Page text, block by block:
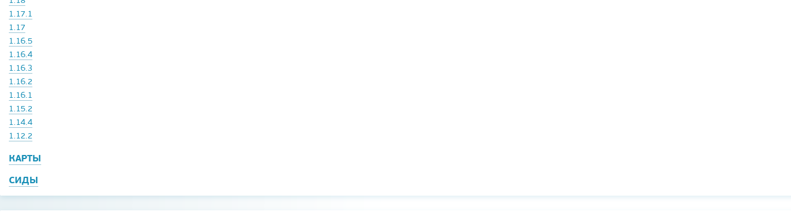
1.17.1
1.17
1.16.5
1.16.4
1.16.3
1.16.2
1.16.1
1.15.2
1.14.4
1.12.2
КАРТЫ
СИДЫ